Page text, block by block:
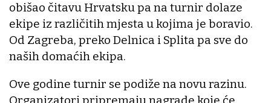
obišao čitavu Hrvatsku pa na turnir dolaze
ekipe iz različitih mjesta u kojima je boravio.
Od Zagreba, preko Delnica i Splita pa sve do
naših domaćih ekipa.
Ove godine turnir se podiže na novu razinu.